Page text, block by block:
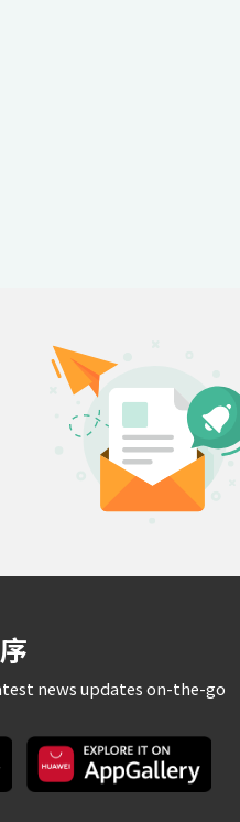
news updates on-the-go